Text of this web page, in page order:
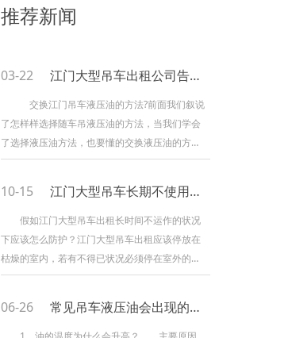
推荐新闻
03-22 江门大型吊车出租公司告诉你吊车液压油什么时候更换一次
交换江门吊车液压油的方法?前面我们叙说
了怎样样选择随车吊液压油的方法，当我们学会
了选择液压油方法，也要懂的交换液压油的方
法。普通购置的吊车人们在交换液压油时都会去
设我们晓得的了交换液压油的方法时，就不用在
去厂家停止交换了，终究液压油是关系到车子在
停止作业的动力，是非常关键。今日，来给我们
叙说下如何交换车子的液压油的方法，在交换时
要留意哪些事项。停止交
10-15 江门大型吊车长期不使用要怎样处理
假如江门大型吊车出租长时间不运作的状况
下应该怎么防护？江门大型吊车出租应该停放在
枯燥的室内，若有不得已状况必须停在室外的应
要挑选平整的地上而且要铺上木板，然后在停放
行保养并修复损坏机件，要进行一次完全的整理
并保持技能状态处于杰出。 对江门大型吊车
06-26 常见吊车液压油会出现的小问题